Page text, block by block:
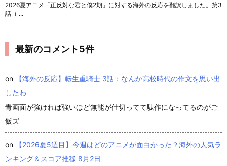
2026夏アニメ「正反対な君と僕2期」に対する海外の反応を翻訳しました。第3
話（ ...
最新のコメント5件
on
【海外の反応】転生重騎士 3話：なんか高校時代の作文を思い出
したわ
青画面が強ければ強いほど無能が仕切ってて駄作になってるのがご
飯ズ
on
【2026夏5週目】今週はどのアニメが面白かった？海外の人気ラ
ンキング＆スコア推移 8月2日